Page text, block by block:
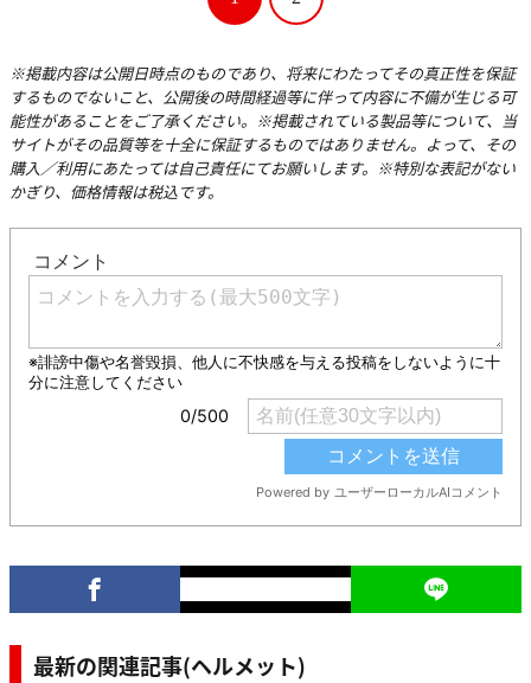
※掲載内容は公開日時点のものであり、将来にわたってその真正性を保証
するものでないこと、公開後の時間経過等に伴って内容に不備が生じる可
能性があることをご了承ください。※掲載されている製品等について、当
サイトがその品質等を十全に保証するものではありません。よって、その
購入／利用にあたっては自己責任にてお願いします。※特別な表記がない
かぎり、価格情報は税込です。
最新の関連記事(ヘルメット)